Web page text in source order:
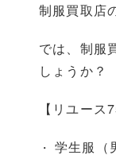
制服買取店
では、制服
しょうか？
【リユース
学生服（